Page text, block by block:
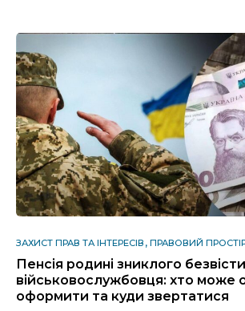
ЗАХИСТ ПРАВ ТА ІНТЕРЕСІВ ПРАВОВИЙ
Пенсія родині зниклого безвісти
військовослужбовця: хто може
оформити та куди звертатися